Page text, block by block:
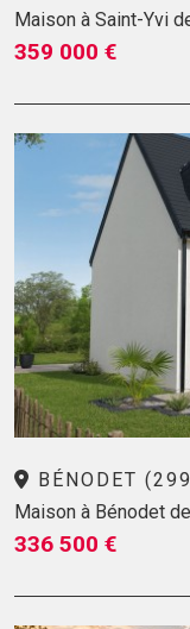
Maison à Saint-Yvi
359 000 €
BÉNODET
Maison à Bénodet
336 500 €